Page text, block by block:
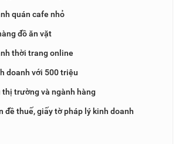
quán cafe nhỏ
đồ ăn vặt
thời trang online
doanh với 500 triệu
thị trường và ngành hàng
đề thuế, giấy tờ pháp lý kinh doanh